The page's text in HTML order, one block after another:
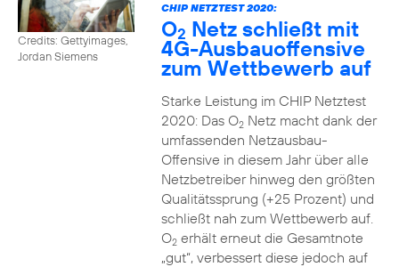
Credits: Gettyimages,
Jordan Siemens
CHIP NETZTEST 2020:
O2 Netz schließt mit
4G-Ausbauoffensive
zum Wettbewerb auf
Starke Leistung im CHIP Netztest
2020: Das O2Netz macht dank der
umfassenden Netzausbau-
Offensive in diesem Jahr über alle
Netzbetreiber hinweg den größten
Qualitätssprung (+25 Prozent) und
schließt nah zum Wettbewerb auf.
O2erhält erneut die Gesamtnote
„gut“, verbessert diese jedoch auf